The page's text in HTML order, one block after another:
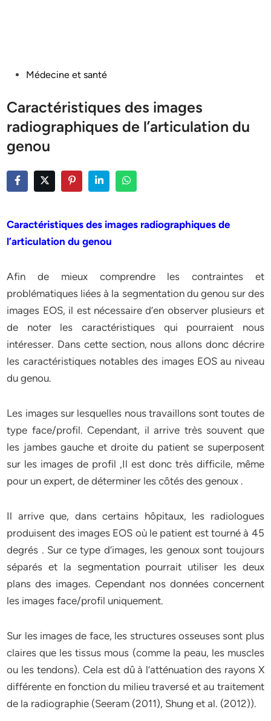
PostedMédecine et santé
Caractéristiques des images
radiographiques de l’articulation du
genou
Caractéristiques des images radiographiques de
l’articulation du genou
Afin de mieux comprendre les contraintes et
problématiques liées à la segmentation du genou sur des
images EOS, il est nécessaire d’en observer plusieurs et
de noter les caractéristiques qui pourraient nous
intéresser. Dans cette section, nous allons donc décrire
les caractéristiques notables des images EOS au niveau
du genou.
Les images sur lesquelles nous travaillons sont toutes de
type face/profil. Cependant, il arrive très souvent que
les jambes gauche et droite du patient se superposent
sur les images de profil ,Il est donc très difficile, même
pour un expert, de déterminer les côtés des genoux .
Il arrive que, dans certains hôpitaux, les radiologues
produisent des images EOS où le patient est tourné à 45
degrés . Sur ce type d’images, les genoux sont toujours
séparés et la segmentation pourrait utiliser les deux
plans des images. Cependant nos données concernent
les images face/profil uniquement.
Sur les images de face, les structures osseuses sont plus
claires que les tissus mous (comme la peau, les muscles
ou les tendons). Cela est dû à l’atténuation des rayons X
différente en fonction du milieu traversé et au traitement
de la radiographie (Seeram (2011), Shung et al. (2012)).